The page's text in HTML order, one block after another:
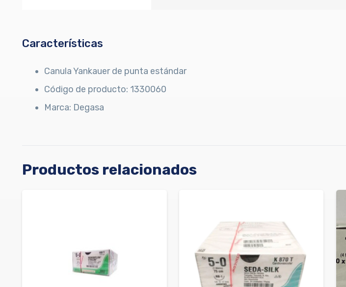
Características
Canula Yankauer de punta estándar
Código de producto: 1330060
Marca: Degasa
Productos relacionados